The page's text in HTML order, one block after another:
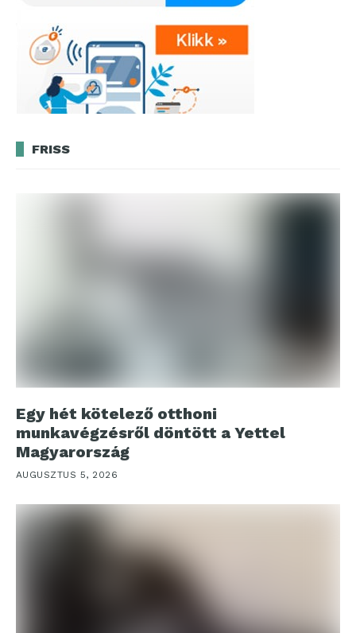
FRISS
Egy hét kötelező otthoni
munkavégzésről döntött a Yettel
Magyarország
AUGUSZTUS 5, 2026